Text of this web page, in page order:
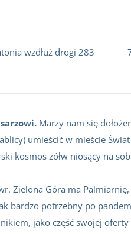
wzdłuż drogi 283
Marzy nam się
umieścić w mieście
kosmos żółw niosący na
Zielona Góra ma
bardzo potrzebny po
jako część swojej oferty